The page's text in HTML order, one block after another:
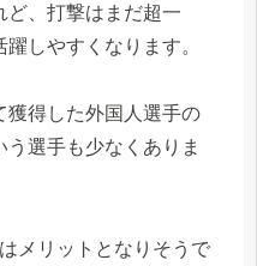
ど、打撃はまだ超一
しやすくなります。
獲得した外国人選手の
選手も少なくありま
メリットとなりそうで